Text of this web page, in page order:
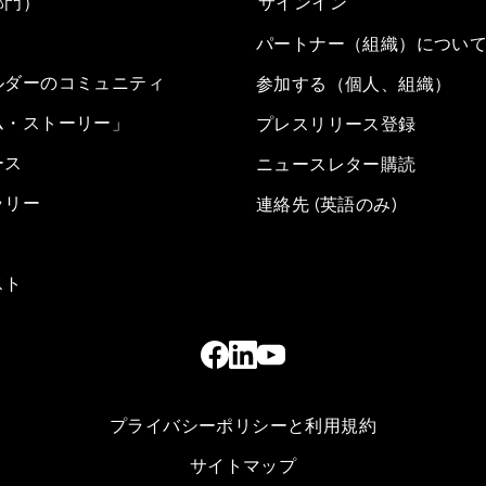
ーのコミュニティ
ストーリー」
リー
パートナー（組織）につい
参加する（個人、組織）
プレスリリース登録
ニュースレター購読
連絡先 (英語のみ)
プライバシーポリシーと利用規約
サイトマップ